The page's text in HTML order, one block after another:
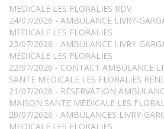
MEDICALE LES FLORALIES RDV
24/07/2026 - AMBULANCE LIVRY-
MEDICALE LES FLORALIES
23/07/2026 - AMBULANCE LIVRY-
MEDICALE LES FLORALIES
22/07/2026 - CONTACT AMBULANCE
SANTE MEDICALE LES FLORALIES
21/07/2026 - RÉSERVATION
MAISON SANTE MEDICALE LES
20/07/2026 - AMBULANCES LIVRY-
MEDICALE LES FLORALIES